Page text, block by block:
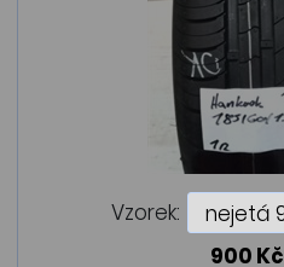
Vzorek:
900 Kč